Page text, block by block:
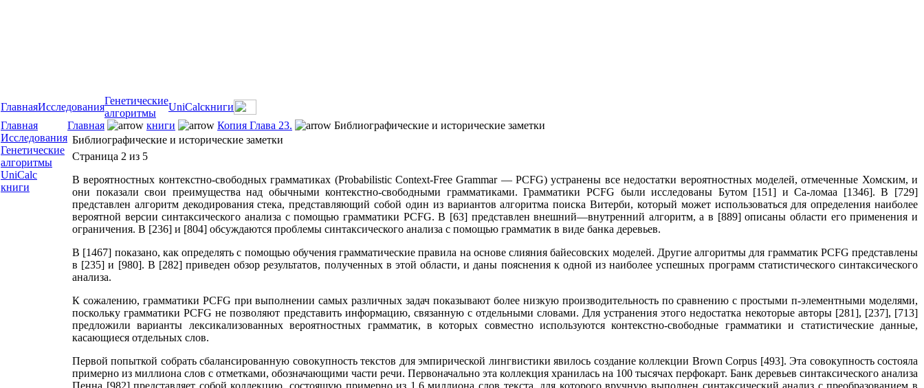
ГлавнаяИсследования
Генетические
алгоритмы
UniCalcкниги
Главная
Исследования
Генетические
алгоритмы
UniCalc
книги
Главная книги Копия Глава 23.
Библиографические и исторические заметки
Библиографические и исторические заметки
Страница 2 из 5
В вероятностных контекстно-свободных грамматиках (Probabilistic Context-Free Grammar — PCFG) устранены все недостатки вероятностных моделей, отмеченные Хомским, и
они показали свои преимущества над обычными контекстно-свободными грамматиками. Грамматики PCFG были исследованы Бутом [151] и Са-ломаа [1346]. В [729]
представлен алгоритм декодирования стека, представляющий собой один из вариантов алгоритма поиска Витерби, который может использоваться для определения наиболее
вероятной версии синтаксического анализа с помощью грамматики PCFG. В [63] представлен внешний—внутренний алгоритм, а в [889] описаны области его применения и
ограничения. В [236] и [804] обсуждаются проблемы синтаксического анализа с помощью грамматик в виде банка деревьев.
В [1467] показано, как определять с помощью обучения грамматические правила на основе слияния байесовских моделей. Другие алгоритмы для грамматик PCFG представлены
в [235] и [980]. В [282] приведен обзор результатов, полученных в этой области, и даны пояснения к одной из наиболее успешных программ статистического синтаксического
анализа.
К сожалению, грамматики PCFG при выполнении самых различных задач показывают более низкую производительность по сравнению с простыми п-элементными моделями,
поскольку грамматики PCFG не позволяют представить информацию, связанную с отдельными словами. Для устранения этого недостатка некоторые авторы [281], [237], [713]
предложили варианты лексикализованных вероятностных грамматик, в которых совместно используются контекстно-свободные грамматики и статистические данные,
касающиеся отдельных слов.
Первой попыткой собрать сбалансированную совокупность текстов для эмпирической лингвистики явилось создание коллекции Brown Corpus [493]. Эта совокупность состояла
примерно из миллиона слов с отметками, обозначающими части речи. Первоначально эта коллекция хранилась на 100 тысячах перфокарт. Банк деревьев синтаксического анализа
Пенна [982] представляет собой коллекцию, состоящую примерно из 1,6 миллиона слов текста, для которого вручную выполнен синтаксический анализ с преобразованием в